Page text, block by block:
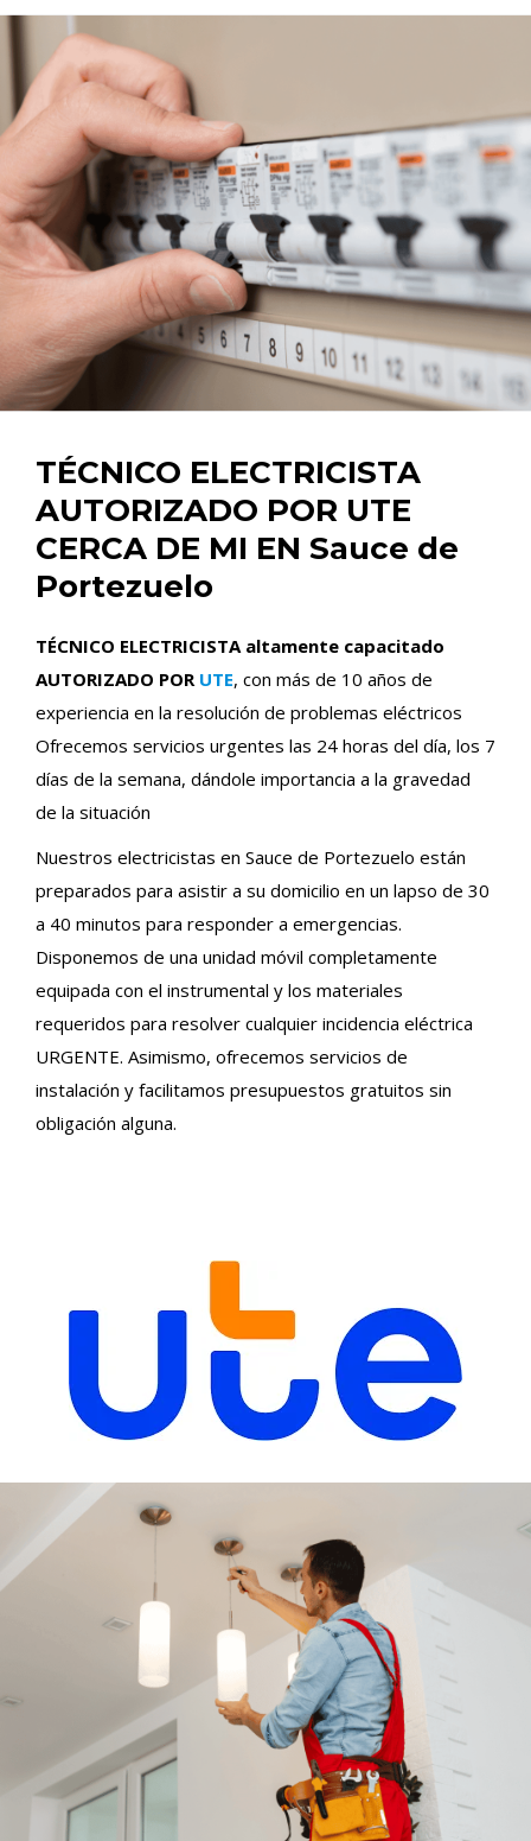
TÉCNICO ELECTRICISTA
AUTORIZADO POR UTE
CERCA DE MI EN Sauce de
Portezuelo
TÉCNICO ELECTRICISTA altamente capacitado
AUTORIZADO POR UTE, con más de 10 años de
experiencia en la resolución de problemas eléctricos
Ofrecemos servicios urgentes las 24 horas del día, los 7
días de la semana, dándole importancia a la gravedad
de la situación
Nuestros electricistas en Sauce de Portezuelo están
preparados para asistir a su domicilio en un lapso de 30
a 40 minutos para responder a emergencias.
Disponemos de una unidad móvil completamente
equipada con el instrumental y los materiales
requeridos para resolver cualquier incidencia eléctrica
URGENTE. Asimismo, ofrecemos servicios de
instalación y facilitamos presupuestos gratuitos sin
obligación alguna.